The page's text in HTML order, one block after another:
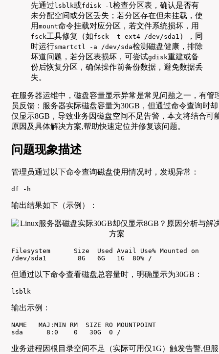
先通过 lsblk或fdisk -l检查分区表，确认是否有
未分配空间或分区丢失；若分区存在但未挂载，使
用 mount命令挂载对应分区，若文件系统损坏，用
fsck工具修复（如fsck -t ext4 /dev/sda1 ），同
时运行smartctl -a /dev/sda检测磁盘健康，排除
坏道问题，若分区表损坏，可尝试gdisk重建或备
份后恢复分区，确保操作前备份数据，避免数据丢
失。
在服务器运维中，磁盘容量显示异常是常见问题之一，有管
员反馈：服务器实际磁盘容量为30GB，但通过命令查询时却
仅显示8GB，导致业务因磁盘空间不足告警，本文将结合可
原因及具体解决方案,帮助快速定位并修复该问题。
问题现象描述
管理员通过以下命令查询磁盘使用情况时，发现异常：
df -h
输出结果如下（示例）：
Filesystem      Size  Used Avail Use% Mounted on
/dev/sda1        8G   6G   1G  80% /
但通过以下命令查看磁盘总容量时，明确显示为30GB：
lsblk
输出示例：
NAME   MAJ:MIN RM  SIZE RO MOUNTPOINT
sda      8:0    0   30G  0 /
业务进程因根目录空间不足（实际可用仅1G）触发告警,但服